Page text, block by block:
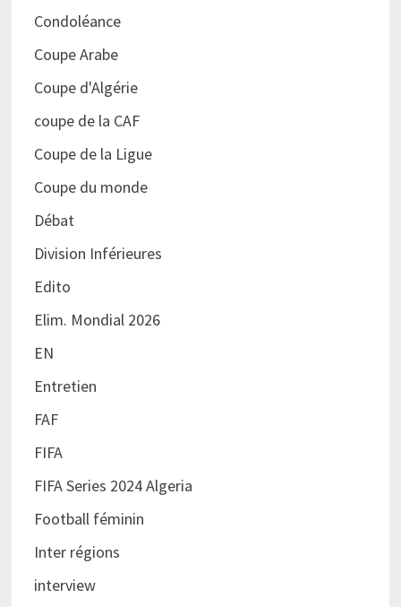
Condoléance
Coupe Arabe
Coupe d'Algérie
coupe de la CAF
Coupe de la Ligue
Coupe du monde
Débat
Division Inférieures
Edito
Elim. Mondial 2026
EN
Entretien
FAF
FIFA
FIFA Series 2024 Algeria
Football féminin
Inter régions
interview